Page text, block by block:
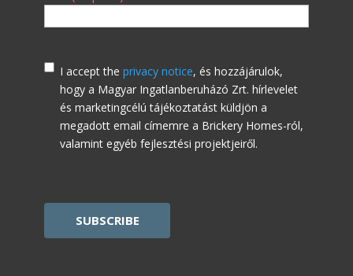
I accept the privacy notice, és hozzájárulok,
hogy a Magyar Ingatlanberuházó Zrt. hírlevelet
és marketingcélú tájékoztatást küldjön a
megadott email címemre a Brickery Homes-ról,
valamint egyéb fejlesztési projektjeiről.